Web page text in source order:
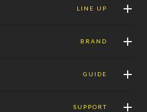
LINE UP
BRAND
GUIDE
SUPPORT